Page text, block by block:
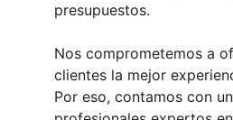
presupuestos.
Nos comprometemos a
clientes la mejor
Por eso, contamos con